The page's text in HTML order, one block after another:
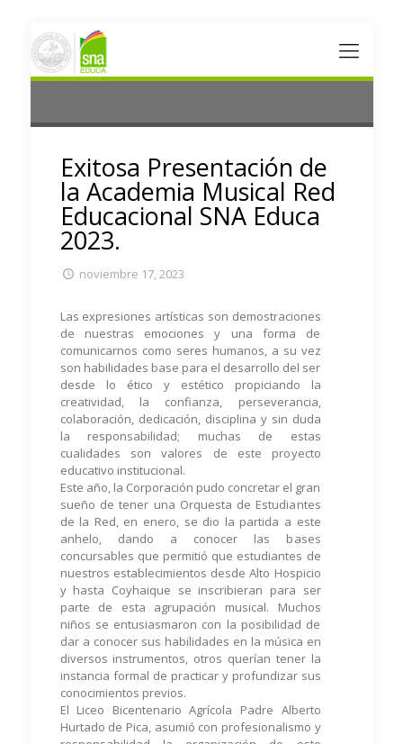
Exitosa Presentación de
la Academia Musical Red
Educacional SNA Educa
2023.
noviembre 17, 2023
Las expresiones artísticas son demostraciones
de nuestras emociones y una forma de
comunicarnos como seres humanos, a su vez
son habilidades base para el desarrollo del ser
desde lo ético y estético propiciando la
creatividad, la confianza, perseverancia,
colaboración, dedicación, disciplina y sin duda
la responsabilidad; muchas de estas
cualidades son valores de este proyecto
educativo institucional.
Este año, la Corporación pudo concretar el gran
sueño de tener una Orquesta de Estudiantes
de la Red, en enero, se dio la partida a este
anhelo, dando a conocer las bases
concursables que permitió que estudiantes de
nuestros establecimientos desde Alto Hospicio
y hasta Coyhaique se inscribieran para ser
parte de esta agrupación musical. Muchos
niños se entusiasmaron con la posibilidad de
dar a conocer sus habilidades en la música en
diversos instrumentos, otros querían tener la
instancia formal de practicar y profundizar sus
conocimientos previos.
El Liceo Bicentenario Agrícola Padre Alberto
Hurtado de Pica, asumió con profesionalismo y